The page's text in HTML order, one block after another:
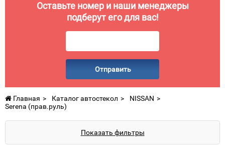
Оставьте номер и наши менеджеры
подберут его для вас!
Отправить
Главная Каталог автостекол
NISSAN
Serena (прав.руль)
Показать фильтры